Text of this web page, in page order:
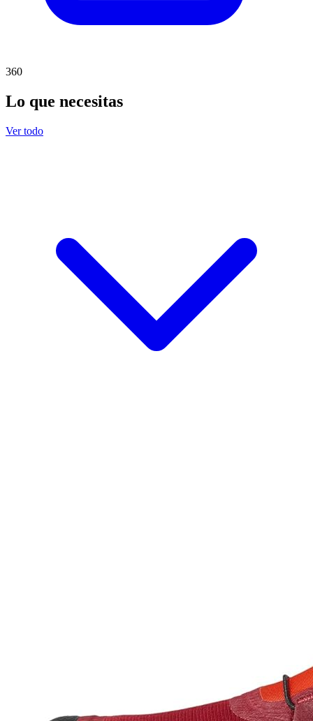
360
Lo que necesitas
Ver todo